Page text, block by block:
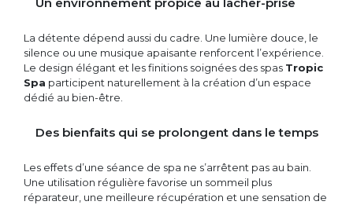
La détente dépend aussi du cadre. Une lumière douce, le
silence ou une musique apaisante renforcent l’expérience.
Le design élégant et les finitions soignées des spas Tropic
Spa participent naturellement à la création d’un espace
dédié au bien-être.
Des bienfaits qui se prolongent dans le temps
Les effets d’une séance de spa ne s’arrêtent pas au bain.
Une utilisation régulière favorise un sommeil plus
réparateur, une meilleure récupération et une sensation de